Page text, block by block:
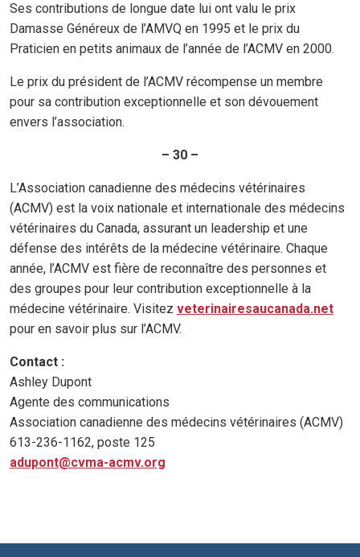
Ses contributions de longue date lui ont valu le prix
Damasse Généreux de l’AMVQ en 1995 et le prix du
Praticien en petits animaux de l’année de l’ACMV en 2000.
Le prix du président de l’ACMV récompense un membre
pour sa contribution exceptionnelle et son dévouement
envers l’association.
– 30 –
L’Association canadienne des médecins vétérinaires
(ACMV) est la voix nationale et internationale des médecins
vétérinaires du Canada, assurant un leadership et une
défense des intérêts de la médecine vétérinaire. Chaque
année, l’ACMV est fière de reconnaître des personnes et
des groupes pour leur contribution exceptionnelle à la
médecine vétérinaire. Visitez veterinairesaucanada.net
pour en savoir plus sur l’ACMV.
Contact :
Ashley Dupont
Agente des communications
Association canadienne des médecins vétérinaires (ACMV)
613-236-1162, poste 125
adupont@cvma-acmv.org